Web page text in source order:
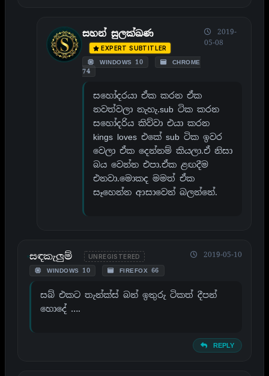
සහන් සුලක්ඛණ
EXPERT SUBTITLER
WINDOWS 10
CHROME
74
2019-
05-08
සහෝදරයා ඒක කරන ඒක
නවත්වලා නැහැ.sub ටික කරන
සහෝදරිය කිව්වා එයා කරන
kings loves එකේ sub ටික ඉවර
වෙලා ඒක දෙන්නම් කියලා.ඒ නිසා
බය වෙන්න එපා.ඒක ළඟදීම
එනවා.මොකද මමත් ඒක
සෑහෙන්න ආසාවෙන් බලන්නේ.
සඳකැලුම් UNREGISTERED
WINDOWS 10 FIREFOX 66
2019-05-10
සබ් එකට තැන්ක්ස් බන් ඉතුරු ටිකත් දීපන්
හොදේ ….
REPLY